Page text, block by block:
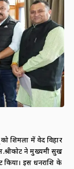
शिमला में वेद विहार
ने मुख्यमंत्री सुख
इस धनराशि के